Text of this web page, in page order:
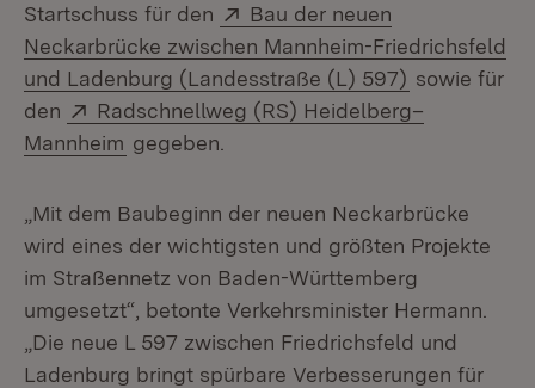
Startschuss für den
Extern:
Bau der neuen
Neckarbrücke zwischen Mannheim-Friedrichsfeld
und Ladenburg (Landesstraße (L) 597) (Öffnet in
sowie für
den
Extern:
Radschnellweg (RS) Heidelberg–
Mannheim (Öffnet in neuem Fenster)
gegeben.
„Mit dem Baubeginn der neuen Neckarbrücke
wird eines der wichtigsten und größten Projekte
im Straßennetz von Baden-Württemberg
umgesetzt“, betonte Verkehrsminister Hermann.
„Die neue L 597 zwischen Friedrichsfeld und
Ladenburg bringt spürbare Verbesserungen für